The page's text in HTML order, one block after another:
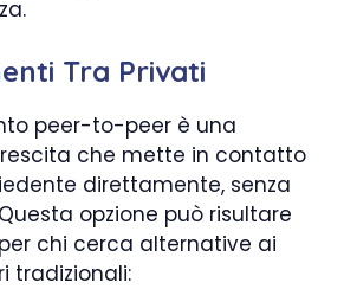
Tra Privati
peer-to-peer è una
che mette in contatto
direttamente, senza
opzione può risultare
chi cerca alternative ai
tradizionali: